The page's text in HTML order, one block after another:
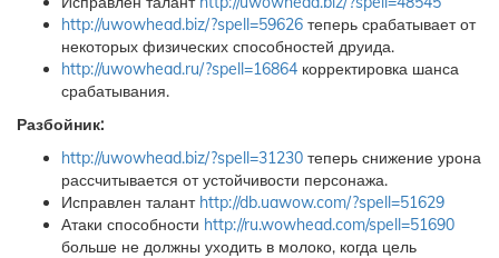
http://uwowhead.biz/?spell=59626 теперь срабатывает от
некоторых физических способностей друида.
http://uwowhead.ru/?spell=16864 корректировка шанса
срабатывания.
Разбойник:
http://uwowhead.biz/?spell=31230 теперь снижение урона
рассчитывается от устойчивости персонажа.
Исправлен талант http://db.uawow.com/?spell=51629
Атаки способности http://ru.wowhead.com/spell=51690
больше не должны уходить в молоко, когда цель